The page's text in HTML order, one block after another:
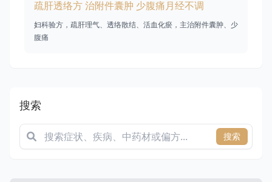
疏肝透络方 治附件囊肿 少腹痛月经不调
妇科验方，疏肝理气、透络散结、活血化瘀，主治附件囊肿、少
腹痛
搜索
搜索